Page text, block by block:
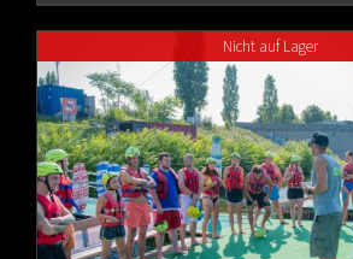
€80.00
Nicht auf Lager